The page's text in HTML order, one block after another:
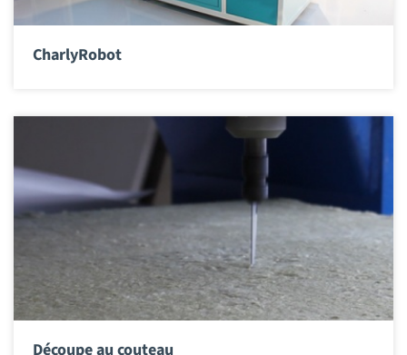
CharlyRobot
Découpe au couteau